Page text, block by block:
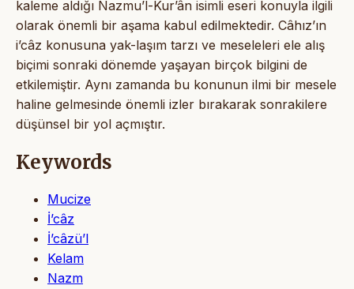
kaleme aldığı Nazmu’l-Kur’ân isimli eseri konuyla ilgili
olarak önemli bir aşama kabul edilmektedir. Câhız’ın
i’câz konusuna yak-laşım tarzı ve meseleleri ele alış
biçimi sonraki dönemde yaşayan birçok bilgini de
etkilemiştir. Aynı zamanda bu konunun ilmi bir mesele
haline gelmesinde önemli izler bırakarak sonrakilere
düşünsel bir yol açmıştır.
Keywords
Mucize
İ’câz
İ’câzü’l
Kelam
Nazm